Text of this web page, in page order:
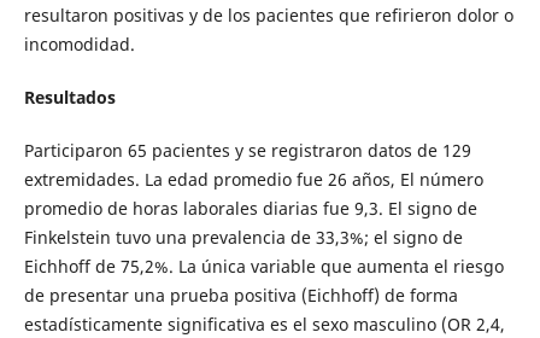
resultaron positivas y de los pacientes que refirieron dolor o
incomodidad.
Resultados
Participaron 65 pacientes y se registraron datos de 129
extremidades. La edad promedio fue 26 años, El número
promedio de horas laborales diarias fue 9,3. El signo de
Finkelstein tuvo una prevalencia de 33,3%; el signo de
Eichhoff de 75,2%. La única variable que aumenta el riesgo
de presentar una prueba positiva (Eichhoff) de forma
estadísticamente significativa es el sexo masculino (OR 2,4,